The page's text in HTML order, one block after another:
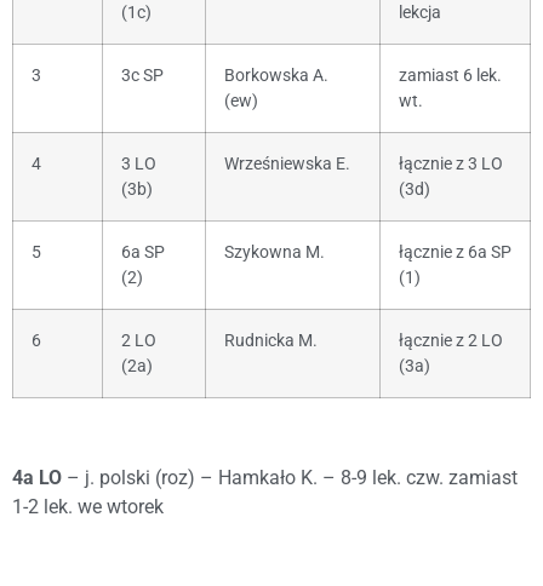
(1c)
lekcja
3 3c SP
Borkowska A.
(ew)
zamiast 6 lek.
wt.
4
3 LO
(3b)
Wrześniewska E.
łącznie z 3 LO
(3d)
5
6a SP
(2)
Szykowna M.
łącznie z 6a SP
(1)
6
2 LO
(2a)
Rudnicka M.
łącznie z 2 LO
(3a)
4a LO – j. polski (roz) – Hamkało K. – 8-9 lek. czw. zamiast
1-2 lek. we wtorek